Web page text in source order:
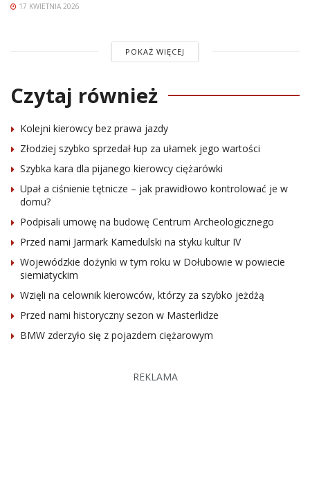
17 KWIETNIA 2026
POKAŻ WIĘCEJ
Czytaj również
Kolejni kierowcy bez prawa jazdy
Złodziej szybko sprzedał łup za ułamek jego wartości
Szybka kara dla pijanego kierowcy ciężarówki
Upał a ciśnienie tętnicze – jak prawidłowo kontrolować je w
domu?
Podpisali umowę na budowę Centrum Archeologicznego
Przed nami Jarmark Kamedulski na styku kultur IV
Wojewódzkie dożynki w tym roku w Dołubowie w powiecie
siemiatyckim
Wzięli na celownik kierowców, którzy za szybko jeżdżą
Przed nami historyczny sezon w Masterlidze
BMW zderzyło się z pojazdem ciężarowym
REKLAMA